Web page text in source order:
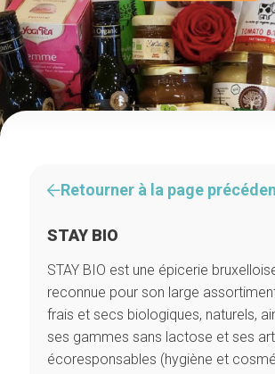
Retourner à la page
STAY BIO
STAY BIO est une épicerie
reconnue pour son large
frais et secs biologiques, naturels,
ses gammes sans lactose et ses
écoresponsables (hygiène et